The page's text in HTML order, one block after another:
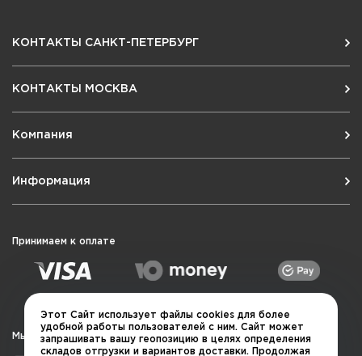
КОНТАКТЫ САНКТ-ПЕТЕРБУРГ
КОНТАКТЫ МОСКВА
Компания
Информация
Принимаем к оплате
Мы в социальных сетях
Этот Сайт использует файлы cookies для более
удобной работы пользователей с ним. Сайт может
запрашивать вашу геопозицию в целях определения
складов отгрузки и вариантов доставки. Продолжая